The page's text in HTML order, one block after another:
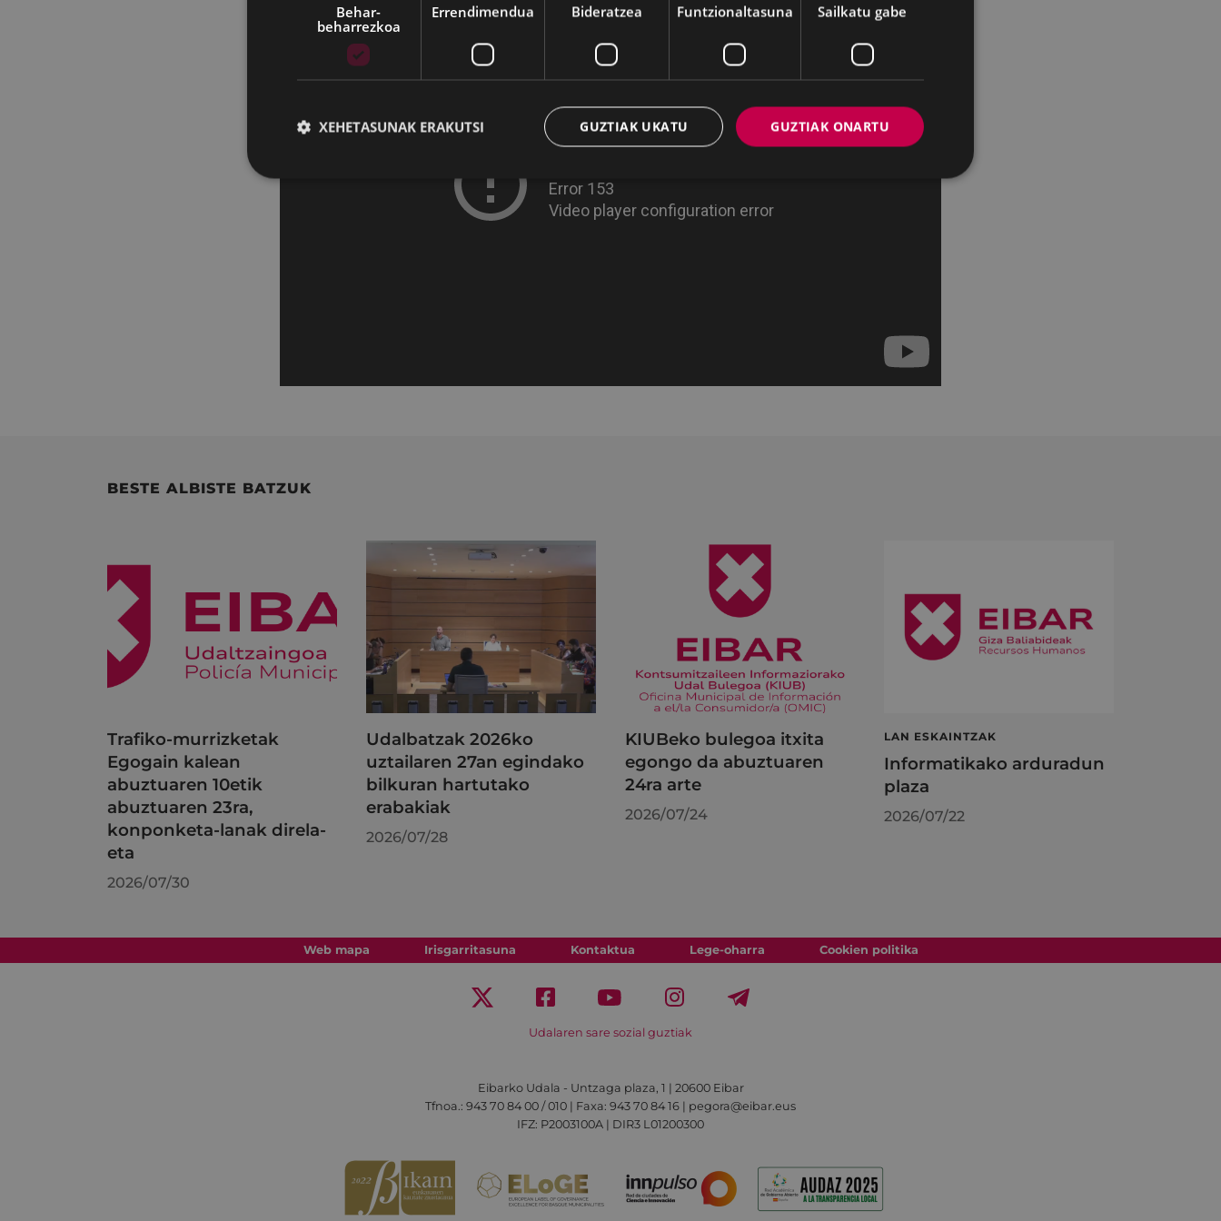
BESTE ALBISTE BATZUK
Trafiko-murrizketak
Egogain kalean
abuztuaren 10etik
abuztuaren 23ra,
konponketa-lanak direla-
eta
2026/07/30
Udalbatzak 2026ko
uztailaren 27an egindako
bilkuran hartutako
erabakiak
2026/07/28
KIUBeko bulegoa itxita
egongo da abuztuaren
24ra arte
2026/07/24
LAN ESKAINTZAK
Informatikako arduradun
plaza
2026/07/22
Web mapa Irisgarritasuna Kontaktua Lege-oharra Cookien politika
Udalaren sare sozial guztiak
Eibarko Udala - Untzaga plaza, 1 | 20600 Eibar
Tfnoa.: 943 70 84 00 / 010 | Faxa: 943 70 84 16 | pegora@eibar.eus
IFZ: P2003100A | DIR3 L01200300
Behar-
beharrezkoa
Errendimendua Bideratzea Funtzionaltasuna Sailkatu gabe
GUZTIAK ONARTU
GUZTIAK UKATU
XEHETASUNAK ERAKUTSI